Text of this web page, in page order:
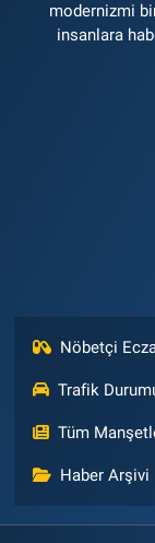
modernizmi
insanlara
Nöbetçi
Trafik
Tüm
Haber Arşivi